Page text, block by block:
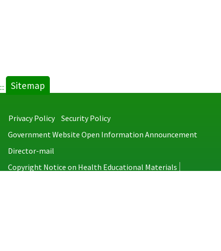
::: Sitemap
Privacy Policy
Security Policy
Government Website Open Information Announcement
Director-mail
Copyright Notice on Health Educational Materials